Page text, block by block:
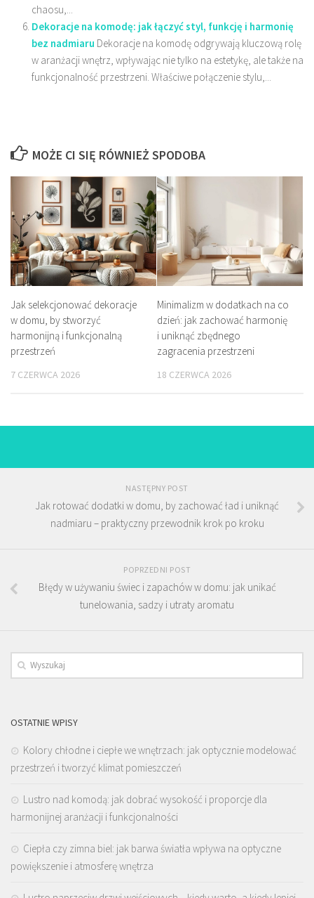
chaosu,...
Dekoracje na komodę: jak łączyć styl, funkcję i harmonię
bez nadmiaru Dekoracje na komodę odgrywają kluczową rolę
w aranżacji wnętrz, wpływając nie tylko na estetykę, ale także na
funkcjonalność przestrzeni. Właściwe połączenie stylu,...
MOŻE CI SIĘ RÓWNIEŻ SPODOBA
Jak selekcjonować dekoracje
w domu, by stworzyć
harmonijną i funkcjonalną
przestrzeń
7 CZERWCA 2026
Minimalizm w dodatkach na co
dzień: jak zachować harmonię
i uniknąć zbędnego
zagracenia przestrzeni
18 CZERWCA 2026
NASTĘPNY POST
Jak rotować dodatki w domu, by zachować ład i uniknąć
nadmiaru – praktyczny przewodnik krok po kroku
POPRZEDNI POST
Błędy w używaniu świec i zapachów w domu: jak unikać
tunelowania, sadzy i utraty aromatu
OSTATNIE WPISY
Kolory chłodne i ciepłe we wnętrzach: jak optycznie modelować
przestrzeń i tworzyć klimat pomieszczeń
Lustro nad komodą: jak dobrać wysokość i proporcje dla
harmonijnej aranżacji i funkcjonalności
Ciepła czy zimna biel: jak barwa światła wpływa na optyczne
powiększenie i atmosferę wnętrza